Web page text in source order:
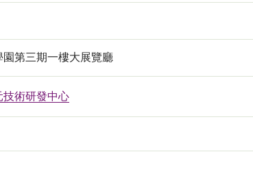
第三期一樓大展覽廳
技術研發中心